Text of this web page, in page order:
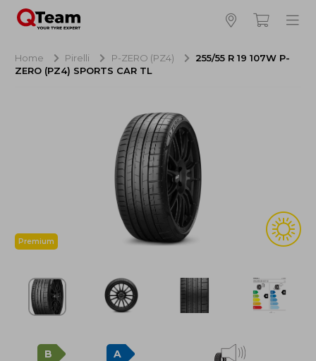
Hoeveel banden wilt u bestellen?
Totaal inclusief BTW:
Bestellen
Annuleren
Home Pirelli P-ZERO (PZ4)
255/55 R 19 107W P-
ZERO (PZ4) SPORTS CAR TL
Premium
B A